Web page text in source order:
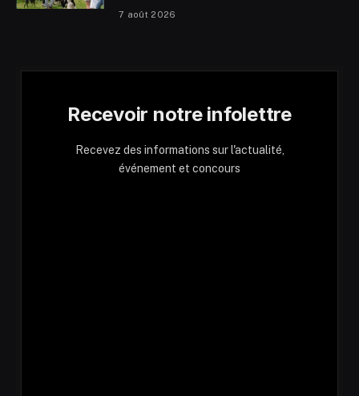
7 août 2026
Recevoir notre infolettre
Recevez des informations sur l'actualité,
événement et concours